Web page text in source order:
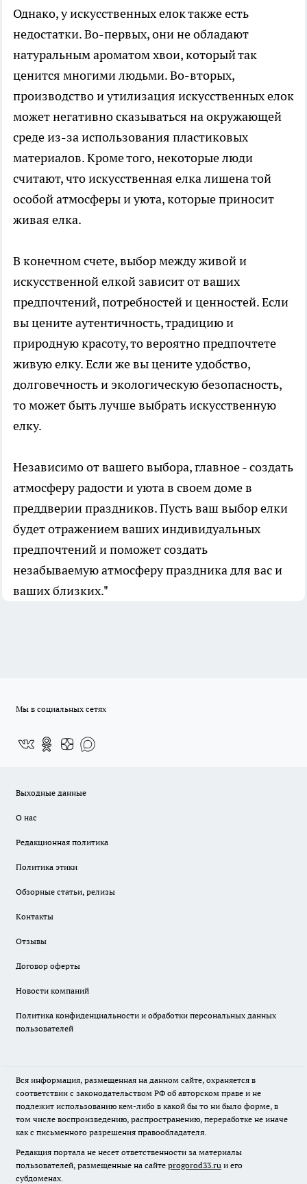
Однако, у искусственных елок также есть
недостатки. Во-первых, они не обладают
натуральным ароматом хвои, который так
ценится многими людьми. Во-вторых,
производство и утилизация искусственных елок
может негативно сказываться на окружающей
среде из-за использования пластиковых
материалов. Кроме того, некоторые люди
считают, что искусственная елка лишена той
особой атмосферы и уюта, которые приносит
живая елка.
В конечном счете, выбор между живой и
искусственной елкой зависит от ваших
предпочтений, потребностей и ценностей. Если
вы цените аутентичность, традицию и
природную красоту, то вероятно предпочтете
живую елку. Если же вы цените удобство,
долговечность и экологическую безопасность,
то может быть лучше выбрать искусственную
елку.
Независимо от вашего выбора, главное - создать
атмосферу радости и уюта в своем доме в
преддверии праздников. Пусть ваш выбор елки
будет отражением ваших индивидуальных
предпочтений и поможет создать
незабываемую атмосферу праздника для вас и
ваших близких."
Мы в социальных сетях
Выходные данные
О нас
Редакционная политика
Политика этики
Обзорные статьи, релизы
Контакты
Отзывы
Договор оферты
Новости компаний
Политика конфиденциальности и обработки персональных данных
пользователей
Вся информация, размещенная на данном сайте, охраняется в
соответствии с законодательством РФ об авторском праве и не
подлежит использованию кем-либо в какой бы то ни было форме, в
том числе воспроизведению, распространению, переработке не иначе
как с письменного разрешения правообладателя.
Редакция портала не несет ответственности за материалы
пользователей, размещенные на сайте progorod33.ru и его
субдоменах.